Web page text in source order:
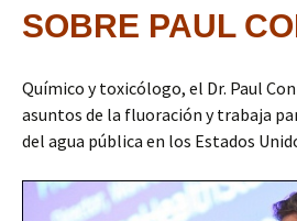
SOBRE PAUL
Químico y toxicólogo, el Dr. Paul
asuntos de la fluoración y trabaja
del agua pública en los Estados